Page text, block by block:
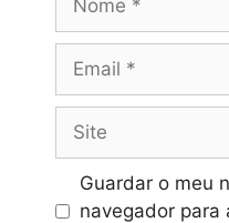
Email
Site
Guardar o meu
navegador para